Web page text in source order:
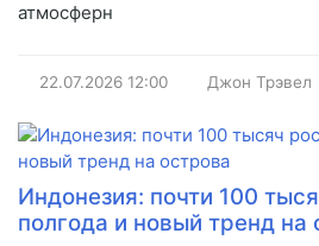
атмосферн
22.07.2026 12:00 Джон Трэвел
Индонезия: почти 100
полгода и новый тренд на